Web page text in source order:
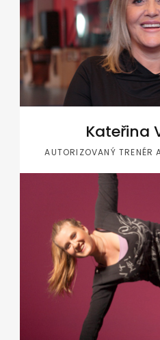
Kateřina
AUTORIZOVANÝ TRENÉR